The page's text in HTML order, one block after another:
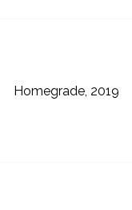
Homegrade, 2019